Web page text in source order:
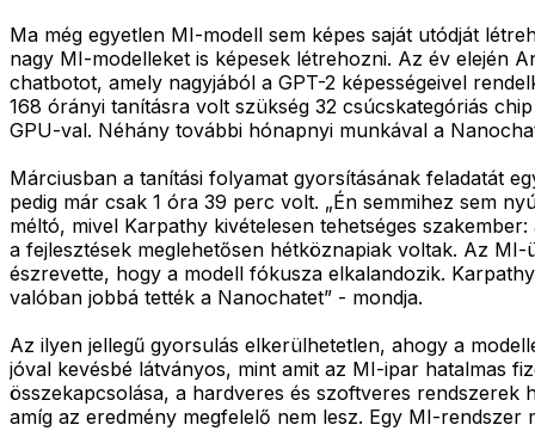
Ma még egyetlen MI-modell sem képes saját utódját
nagy MI-modelleket is képesek létrehozni. Az év elején
chatbotot, amely nagyjából a GPT-2 képességeivel
168 órányi tanításra volt szükség 32 csúcskategóriás
GPU-val. Néhány további hónapnyi munkával a
Márciusban a tanítási folyamat gyorsításának feladatát
pedig már csak 1 óra 39 perc volt. „Én semmihez sem
méltó, mivel Karpathy kivételesen tehetséges
a fejlesztések meglehetősen hétköznapiak voltak. Az
észrevette, hogy a modell fókusza elkalandozik.
valóban jobbá tették a Nanochatet” - mondja.
Az ilyen jellegű gyorsulás elkerülhetetlen, ahogy a
jóval kevésbé látványos, mint amit az MI-ipar hatalmas
összekapcsolása, a hardveres és szoftveres rendszerek
amíg az eredmény megfelelő nem lesz. Egy MI-